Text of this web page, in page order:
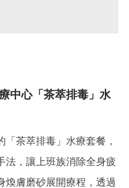
中心「茶萃排毒」水
「茶萃排毒」水療套餐，
法，讓上班族消除全身疲
煥膚磨砂展開療程，透過